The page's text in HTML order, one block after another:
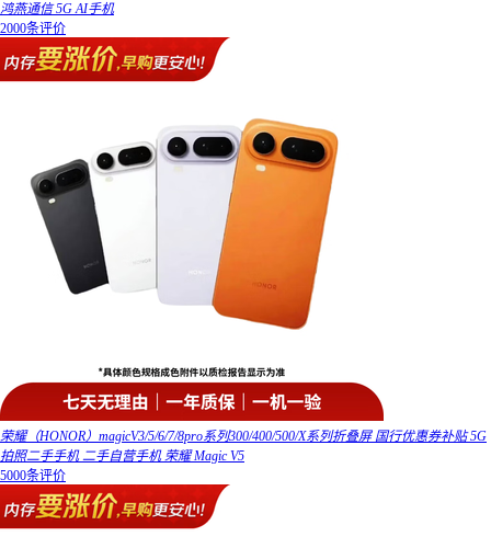
鸿燕通信 5G AI手机
2000条评价
荣耀（HONOR）magicV3/5/6/7/8pro系列300/400/500/X系列折叠屏 国行优惠券补贴 5G
拍照二手手机 二手自营手机 荣耀 Magic V5
5000条评价